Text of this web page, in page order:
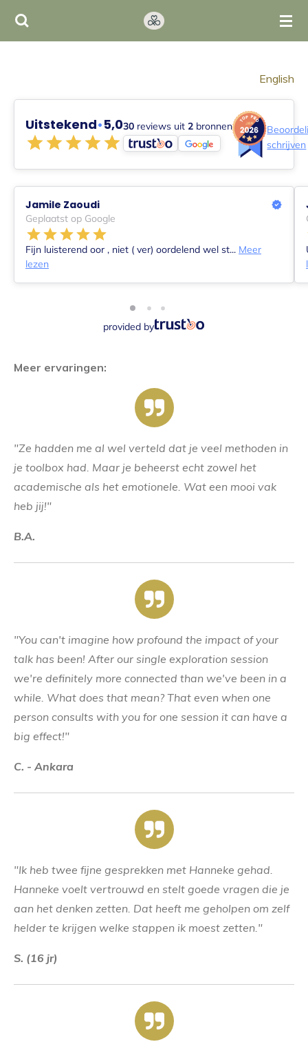
Ga
English
Uitstekend•5,030 reviews uit 2 bronnen
schrijven
Jamile Zaoudi
Geplaatst op Google
Fijn luisterend oor , niet ( ver) oordelend wel st... Meer
lezen
provided by
Meer ervaringen:
"Ze hadden me al wel verteld dat je veel methoden in
je toolbox had. Maar je beheerst echt zowel het
academische als het emotionele. Wat een mooi vak
heb jij!"
B.A.
"You can't imagine how profound the impact of your
talk has been! After our single exploration session
we're definitely more connected than we've been in a
while. What does that mean? That even when one
person consults with you for one session it can have a
big effect!"
C. - Ankara
"Ik heb twee fijne gesprekken met Hanneke gehad.
Hanneke voelt vertrouwd en stelt goede vragen die je
aan het denken zetten. Dat heeft me geholpen om zelf
helder te krijgen welke stappen ik moest zetten."
S. (16 jr)